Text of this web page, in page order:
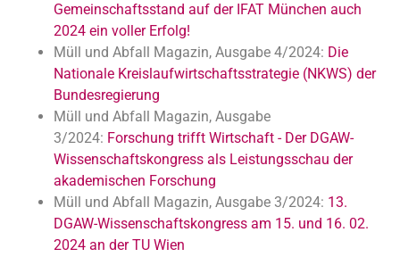
Gemeinschaftsstand auf der IFAT München auch
2024 ein voller Erfolg!
Müll und Abfall Magazin, Ausgabe 4/2024: Die
Nationale Kreislaufwirtschaftsstrategie (NKWS) der
Bundesregierung
Müll und Abfall Magazin, Ausgabe
3/2024: Forschung trifft Wirtschaft - Der DGAW-
Wissenschaftskongress als Leistungsschau der
akademischen Forschung
Müll und Abfall Magazin, Ausgabe 3/2024: 13.
DGAW-Wissenschaftskongress am 15. und 16. 02.
2024 an der TU Wien